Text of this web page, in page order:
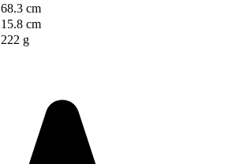
68.3 cm
15.8 cm
222 g